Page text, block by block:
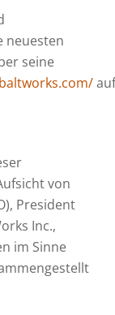
neuesten
seine
auf
von
President
Inc.,
im Sinne